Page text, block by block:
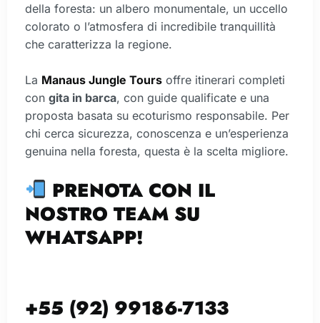
della foresta: un albero monumentale, un uccello
colorato o l’atmosfera di incredibile tranquillità
che caratterizza la regione.
La Manaus Jungle Tours offre itinerari completi
con gita in barca, con guide qualificate e una
proposta basata su ecoturismo responsabile. Per
chi cerca sicurezza, conoscenza e un’esperienza
genuina nella foresta, questa è la scelta migliore.
PRENOTA CON IL
NOSTRO TEAM SU
WHATSAPP!
+55 (92) 99186-7133